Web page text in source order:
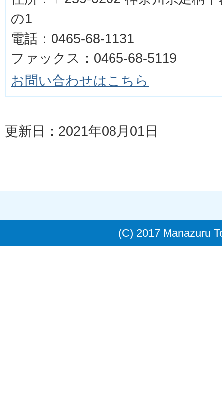
の1
電話：0465-68-1131
ファックス：0465-68-5119
お問い合わせはこちら
更新日：2021年08月01日
(C) 2017 Manazuru